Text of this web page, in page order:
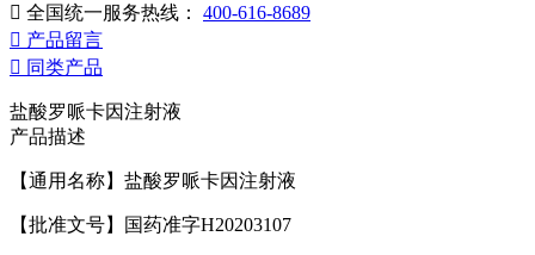
 全国统一服务热线： 400-616-8689
 产品留言
 同类产品
盐酸罗哌卡因注射液
产品描述
【通用名称】盐酸罗哌卡因注射液
【批准文号】国药准字H20203107